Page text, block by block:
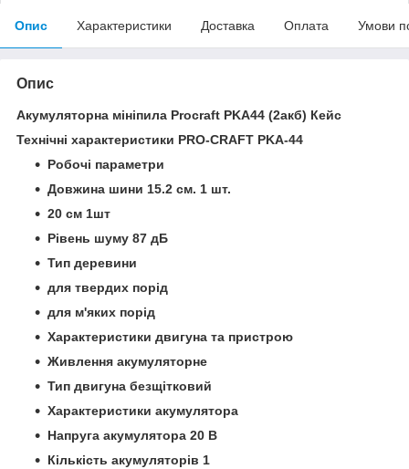
Опис Характеристики Доставка Оплата Умови
Опис
Акумуляторна мініпила Procraft PKA44 (2акб) Кейс
Технічні характеристики PRO-CRAFT PKA-44
Робочі параметри
Довжина шини 15.2 см. 1 шт.
20 см 1шт
Рівень шуму 87 дБ
Тип деревини
для твердих порід
для м'яких порід
Характеристики двигуна та пристрою
Живлення акумуляторне
Тип двигуна безщітковий
Характеристики акумулятора
Напруга акумулятора 20 В
Кількість акумуляторів 1